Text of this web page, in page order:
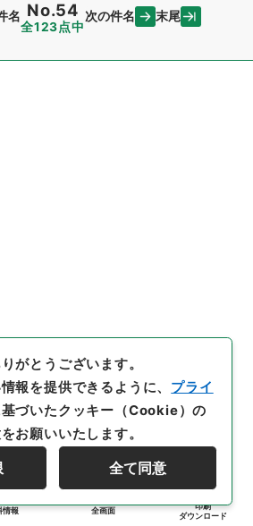
名 No.54
全123点中
次の件名 末尾
情報 全画面
印刷
ダウンロード
がとうございます。
報を提供できるように、 プライ
基づいたクッキー（Cookie）の
お願いいたします。
全て同意